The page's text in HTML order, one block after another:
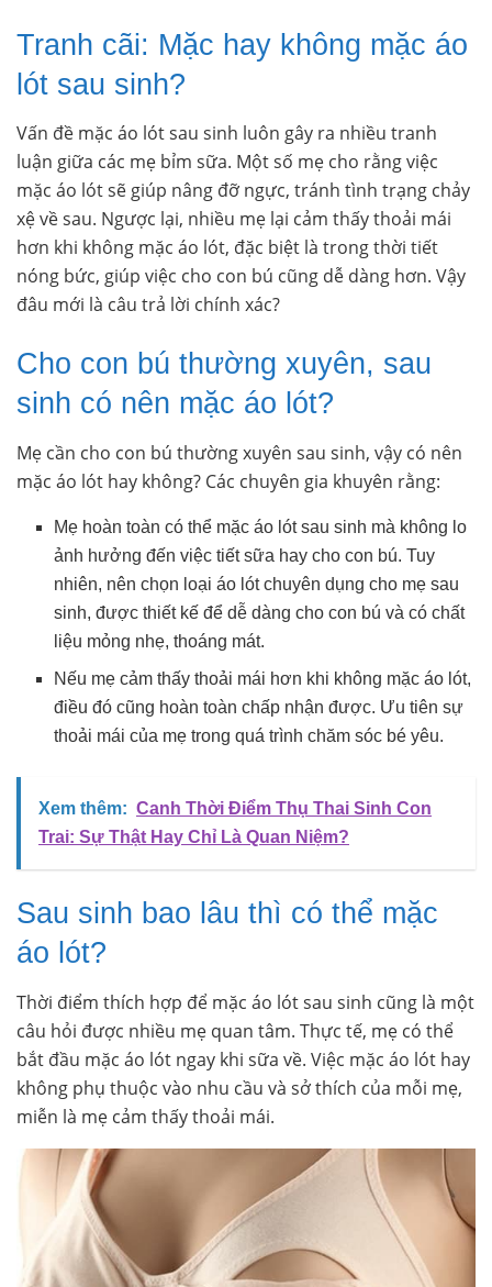
Tranh cãi: Mặc hay không mặc áo
lót sau sinh?
Vấn đề mặc áo lót sau sinh luôn gây ra nhiều tranh
luận giữa các mẹ bỉm sữa. Một số mẹ cho rằng việc
mặc áo lót sẽ giúp nâng đỡ ngực, tránh tình trạng chảy
xệ về sau. Ngược lại, nhiều mẹ lại cảm thấy thoải mái
hơn khi không mặc áo lót, đặc biệt là trong thời tiết
nóng bức, giúp việc cho con bú cũng dễ dàng hơn. Vậy
đâu mới là câu trả lời chính xác?
Cho con bú thường xuyên, sau
sinh có nên mặc áo lót?
Mẹ cần cho con bú thường xuyên sau sinh, vậy có nên
mặc áo lót hay không? Các chuyên gia khuyên rằng:
Mẹ hoàn toàn có thể mặc áo lót sau sinh mà không lo
ảnh hưởng đến việc tiết sữa hay cho con bú. Tuy
nhiên, nên chọn loại áo lót chuyên dụng cho mẹ sau
sinh, được thiết kế để dễ dàng cho con bú và có chất
liệu mỏng nhẹ, thoáng mát.
Nếu mẹ cảm thấy thoải mái hơn khi không mặc áo lót,
điều đó cũng hoàn toàn chấp nhận được. Ưu tiên sự
thoải mái của mẹ trong quá trình chăm sóc bé yêu.
Xem thêm: Canh Thời Điểm Thụ Thai Sinh Con
Trai: Sự Thật Hay Chỉ Là Quan Niệm?
Sau sinh bao lâu thì có thể mặc
áo lót?
Thời điểm thích hợp để mặc áo lót sau sinh cũng là một
câu hỏi được nhiều mẹ quan tâm. Thực tế, mẹ có thể
bắt đầu mặc áo lót ngay khi sữa về. Việc mặc áo lót hay
không phụ thuộc vào nhu cầu và sở thích của mỗi mẹ,
miễn là mẹ cảm thấy thoải mái.